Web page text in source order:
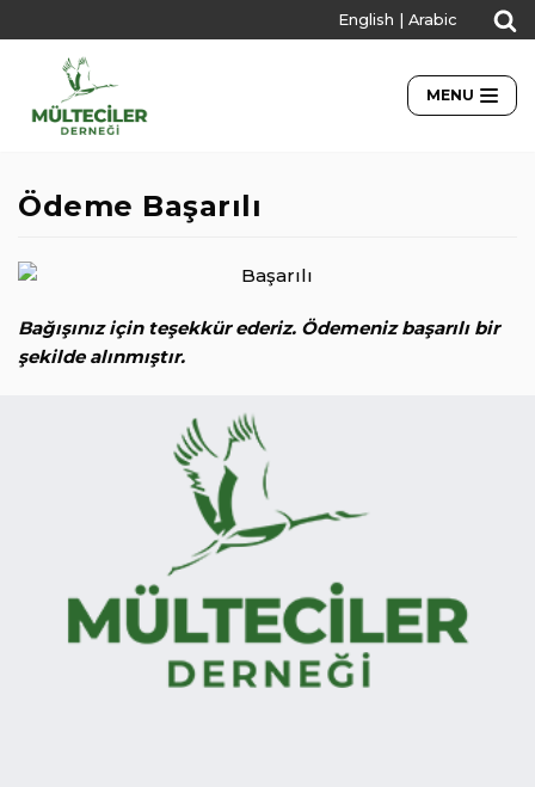
English Arabic
MENU
Ödeme Başarılı
Bağışınız için teşekkür ederiz. Ödemeniz başarılı bir
şekilde alınmıştır.